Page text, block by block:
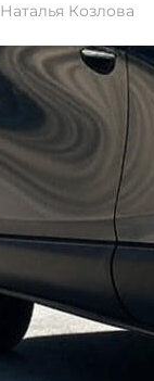
Наталья Козлова